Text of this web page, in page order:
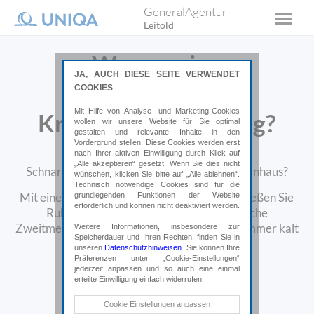
GeneralAgentur
Leitold
Warum eine
Krankenversicherung?
Um die Wette warten bei Ärzt:innen?
Schnarchende Bettnachbar:innen im Krankenhaus?
Mit einer privaten Krankenversicherung genießen Sie
Ruhe im Einbettzimmer, holen sich ärztliche
Zweitmeinungen, bleibt Ihr Sessel im Wartezimmer kalt
und vieles mehr.
Online abschließen*
JA, AUCH DIESE SEITE VERWENDET
COOKIES
Mit Hilfe von Analyse- und Marketing-Cookies
wollen wir unsere Website für Sie optimal
gestalten und relevante Inhalte in den
Vordergrund stellen. Diese Cookies werden erst
nach Ihrer aktiven Einwilligung durch Klick auf
„Alle akzeptieren“ gesetzt. Wenn Sie dies nicht
wünschen, klicken Sie bitte auf „Alle ablehnen“.
Technisch notwendige Cookies sind für die
grundlegenden Funktionen der Website
erforderlich und können nicht deaktiviert werden.
Weitere Informationen, insbesondere zur
Speicherdauer und Ihren Rechten, finden Sie in
unserenDatenschutzhinweisen . Sie können Ihre
Präferenzen unter „Cookie-Einstellungen“
jederzeit anpassen und so auch eine einmal
erteilte Einwilligung einfach widerrufen.
Technische Cookies
Cookie Einstellungen anpassen